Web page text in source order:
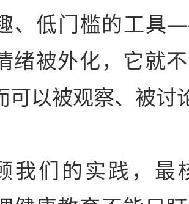
、低门槛的工具
绪被外化，它就
可以被观察、被讨
我们的实践，最